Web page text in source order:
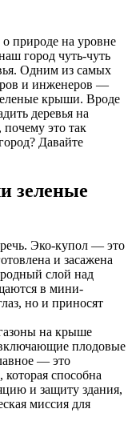
природе на уровне
город чуть-чуть
Одним из самых
и инженеров —
крыши. Вроде
деревья на
это так
Давайте
зеленые
Эко-купол — это
и засажена
слой над
в мини-
но и приносят
на крыше
плодовые
— это
которая способна
и защиту здания,
миссия для